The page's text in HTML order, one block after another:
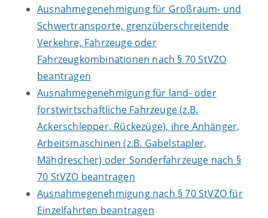
Ausnahmegenehmigung für Großraum- und
Schwertransporte, grenzüberschreitende
Verkehre, Fahrzeuge oder
Fahrzeugkombinationen nach § 70 StVZO
beantragen
Ausnahmegenehmigung für land- oder
forstwirtschaftliche Fahrzeuge (z.B.
Ackerschlepper, Rückezüge), ihre Anhänger,
Arbeitsmaschinen (z.B. Gabelstapler,
Mähdrescher) oder Sonderfahrzeuge nach §
70 StVZO beantragen
Ausnahmegenehmigung nach § 70 StVZO für
Einzelfahrten beantragen